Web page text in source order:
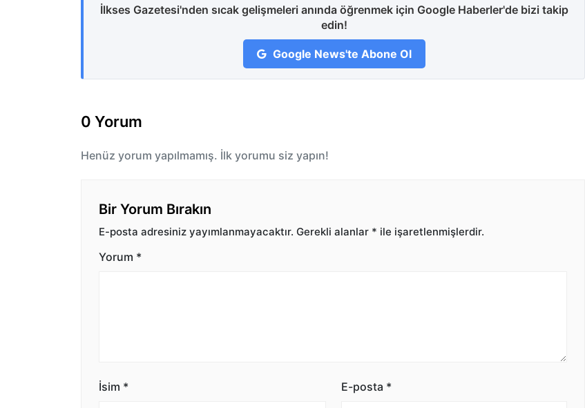
İlkses Gazetesi'nden sıcak gelişmeleri anında öğrenmek için Google Haberler'de bizi takip
edin!
Google News'te Abone Ol
0 Yorum
Henüz yorum yapılmamış. İlk yorumu siz yapın!
Bir Yorum Bırakın
E-posta adresiniz yayımlanmayacaktır. Gerekli alanlar * ile işaretlenmişlerdir.
Yorum *
İsim * E-posta *